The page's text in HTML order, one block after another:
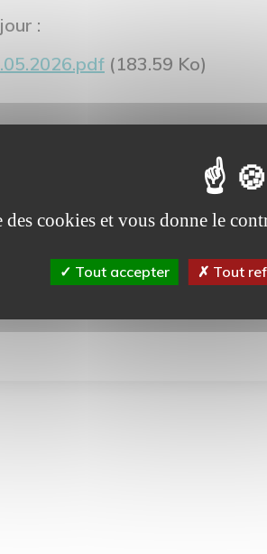
:
(183.59 Ko)
des cookies et vous donne le
Tout accepter Tout